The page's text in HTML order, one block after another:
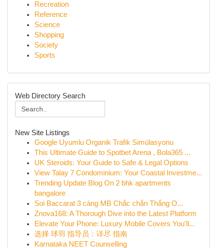
Recreation
Reference
Science
Shopping
Society
Sports
Web Directory Search
New Site Listings
Google Uyumlu Organik Trafik Simülasyonu
This Ultimate Guide to Spotbet Arena , Bola365 ...
UK Steroids: Your Guide to Safe & Legal Options
View Talay 7 Condominium: Your Coastal Investme...
Trending Update Blog On 2 bhk apartments
bangalore
Soi Baccarat 3 càng MB Chắc chắn Thắng O...
Znova168: A Thorough Dive into the Latest Platform
Elevate Your Phone: Luxury Mobile Covers You'll...
选择 球羽 指导员：详尽 指南
Karnataka NEET Counselling